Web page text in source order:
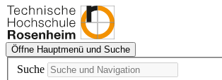
Öffne Hauptmenü und Suche
Suche